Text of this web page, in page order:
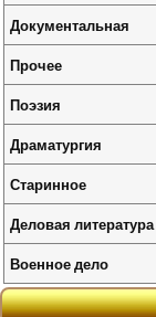
Документальная
Прочее
Поэзия
Драматургия
Старинное
Деловая литература
Военное дело